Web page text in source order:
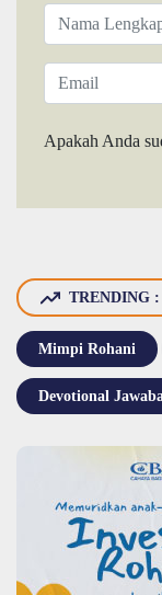
Apakah Anda
TRENDING :
Mimpi Rohani
Devotional